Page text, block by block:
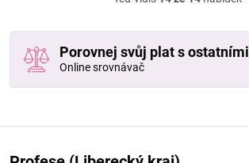
Porovnej svůj plat s ostatními
Online srovnávač